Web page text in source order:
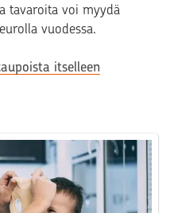
tavaroita voi myydä
vuodessa.
itselleen